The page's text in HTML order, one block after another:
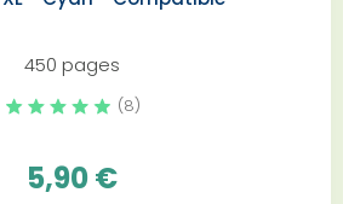
450 pages
(8)
5,90 €